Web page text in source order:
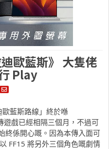
迪歐藍斯》 大隻佬
Play
歐藍斯路線」終於喺
戲已經相隔三個月，不過可
終係開心嘅。因為本傳入面可
FF15 將另外三個角色嘅劇情